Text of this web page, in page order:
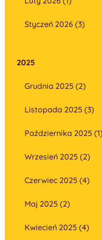
Styczeń 2026 (3)
2025
Grudnia 2025 (2)
Listopada 2025 (3)
Października 2025
Wrzesień 2025 (2)
Czerwiec 2025 (4)
Maj 2025 (2)
Kwiecień 2025 (4)